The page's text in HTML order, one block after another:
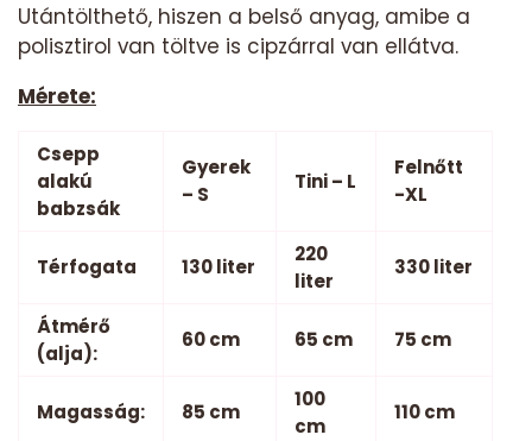
Utántölthető, hiszen a belső anyag, amibe a
polisztirol van töltve is cipzárral van ellátva.
Mérete:
Csepp
alakú
babzsák
Gyerek
– S
Tini – L
Felnőtt
-XL
Térfogata 130 liter
220
liter
330 liter
Átmérő
(alja):
60 cm 65 cm 75 cm
Magasság: 85 cm
100
cm
110 cm